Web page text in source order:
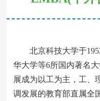
北京科技大学于
华大学等6所国内著名
展成为以工为主，工、
调发展的教育部直属全